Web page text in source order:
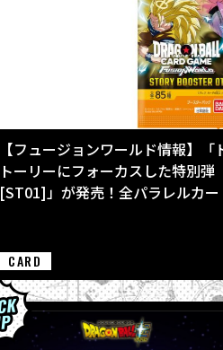
【フュージョンワールド情報】
トーリーにフォーカスした特別弾
[ST01]」が発売！全パラレルカ
CARD